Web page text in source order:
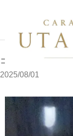
ホーム 写メブログ
ココです
2025/08/01